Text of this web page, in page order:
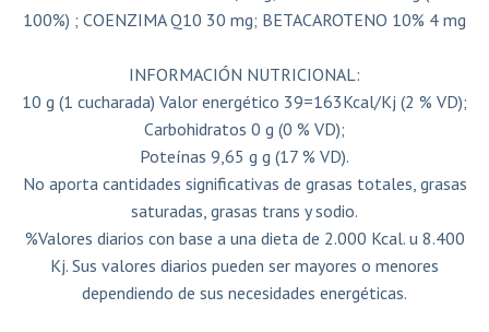
100%) ; COENZIMA Q10 30 mg; BETACAROTENO 10% 4 mg
INFORMACIÓN NUTRICIONAL:
10 g (1 cucharada) Valor energético 39=163Kcal/Kj (2 % VD);
Carbohidratos 0 g (0 % VD);
Poteínas 9,65 g g (17 % VD).
No aporta cantidades significativas de grasas totales, grasas
saturadas, grasas trans y sodio.
%Valores diarios con base a una dieta de 2.000 Kcal. u 8.400
Kj. Sus valores diarios pueden ser mayores o menores
dependiendo de sus necesidades energéticas.